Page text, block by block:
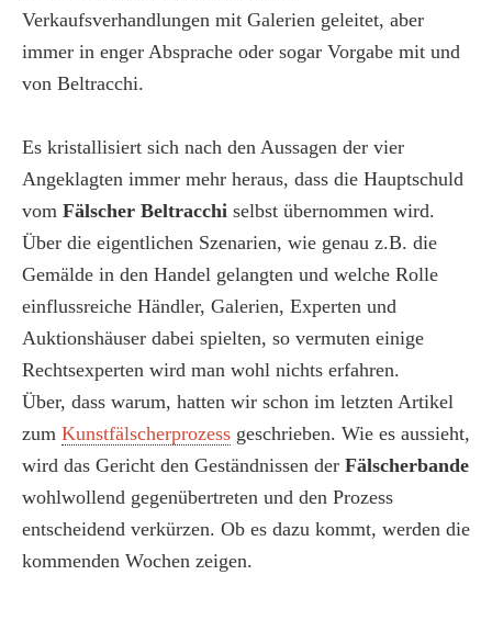
Verkaufsverhandlungen mit Galerien geleitet, aber
immer in enger Absprache oder sogar Vorgabe mit und
von Beltracchi.
Es kristallisiert sich nach den Aussagen der vier
Angeklagten immer mehr heraus, dass die Hauptschuld
vom Fälscher Beltracchi selbst übernommen wird.
Über die eigentlichen Szenarien, wie genau z.B. die
Gemälde in den Handel gelangten und welche Rolle
einflussreiche Händler, Galerien, Experten und
Auktionshäuser dabei spielten, so vermuten einige
Rechtsexperten wird man wohl nichts erfahren.
Über, dass warum, hatten wir schon im letzten Artikel
zum Kunstfälscherprozess geschrieben. Wie es aussieht,
wird das Gericht den Geständnissen der Fälscherbande
wohlwollend gegenübertreten und den Prozess
entscheidend verkürzen. Ob es dazu kommt, werden die
kommenden Wochen zeigen.